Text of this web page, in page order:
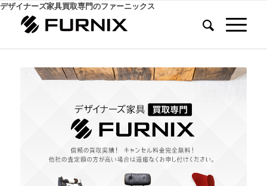
デザイナーズ家具買取専門のファーニックス